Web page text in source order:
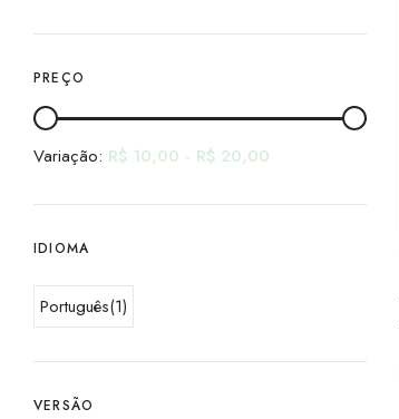
PREÇO
Variação: R$ 10,00 - R$ 20,00
IDIOMA
Português(1)
VERSÃO